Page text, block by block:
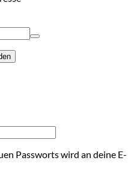
Passworts wird an deine E-